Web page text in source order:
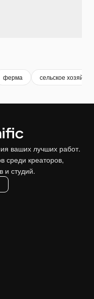
ферма сельское
ваших лучших работ.
среди креаторов,
и студий.